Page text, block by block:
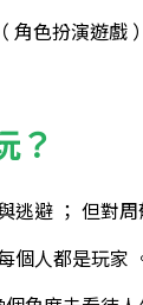
角色扮演遊
？
逃避 ； 但對
個人都是玩